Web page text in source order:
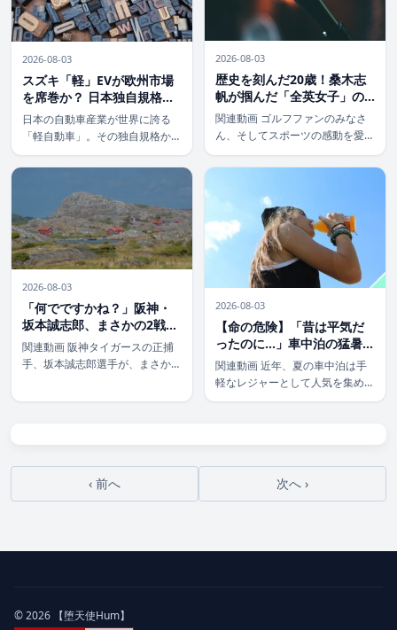
2026-08-03
スズキ「軽」EVが欧州市場
を席巻か？ 日本独自規格で
グローバルEV戦線に新風を
吹き込む戦略
日本の自動車産業が世界に誇る
「軽自動車」。その独自規格から
生まれた「軽」EVが、まさかの
欧州市場に輸出されるという驚き
た。仕掛けるのは、コンパクトカ
ーの雄スズキ。欧州のEV市場
は、テスラやVW […]
2026-08-03
歴史を刻んだ20歳！桑木志
帆が掴んだ「全英女子」の
栄冠と日本勢連覇の軌跡
関連動画 ゴルフファンのみなさ
ん、そしてスポーツの感動を愛す
る全ての方へ！ 日本女子ゴルフ
界に新たなヒロインが誕生しまし
ランドのセントアンドリュース・
オールドコースで開催された「全
英女 […]
2026-08-03
「何でですかね？」阪神・
坂本誠志郎、まさかの2戦連
発！衝撃の打棒覚醒に迫る
関連動画 阪神タイガースの正捕
手、坂本誠志郎選手が、まさかの
すかね？」 […]
2026-08-03
【命の危険】「昔は平気だ
ったのに…」車中泊の猛暑、
10年前と別次元の「しんど
さ」対策必須の理由
関連動画 近年、夏の車中泊は手
軽なレジャーとして人気を集めて
いますが、「10年前とは明らか
るなど、車中泊での熱中症リスク
は深刻化の […]
‹ 前へ 次へ ›
© 2026 【堕天使Hum】